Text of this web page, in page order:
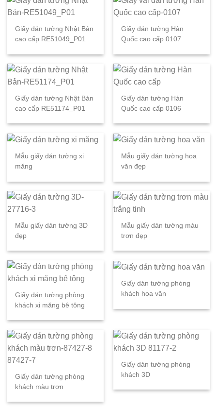
Giấy dán tường Nhật Bản
cao cấp RE51049_P01
Giấy dán tường Hàn
Quốc cao cấp 0107
Giấy dán tường Nhật Bản
cao cấp RE51174_P01
Giấy dán tường Hàn
Quốc cao cấp 0106
Mẫu giấy dán tường xi
măng
Mẫu giấy dán tường hoa
văn đẹp
Mẫu giấy dán tường 3D
đẹp
Mẫu giấy dán tường màu
trơn đẹp
Giấy dán tường phòng
khách xi măng bê tông
Giấy dán tường phòng
khách hoa văn
Giấy dán tường phòng
khách màu trơn
Giấy dán tường phòng
khách 3D